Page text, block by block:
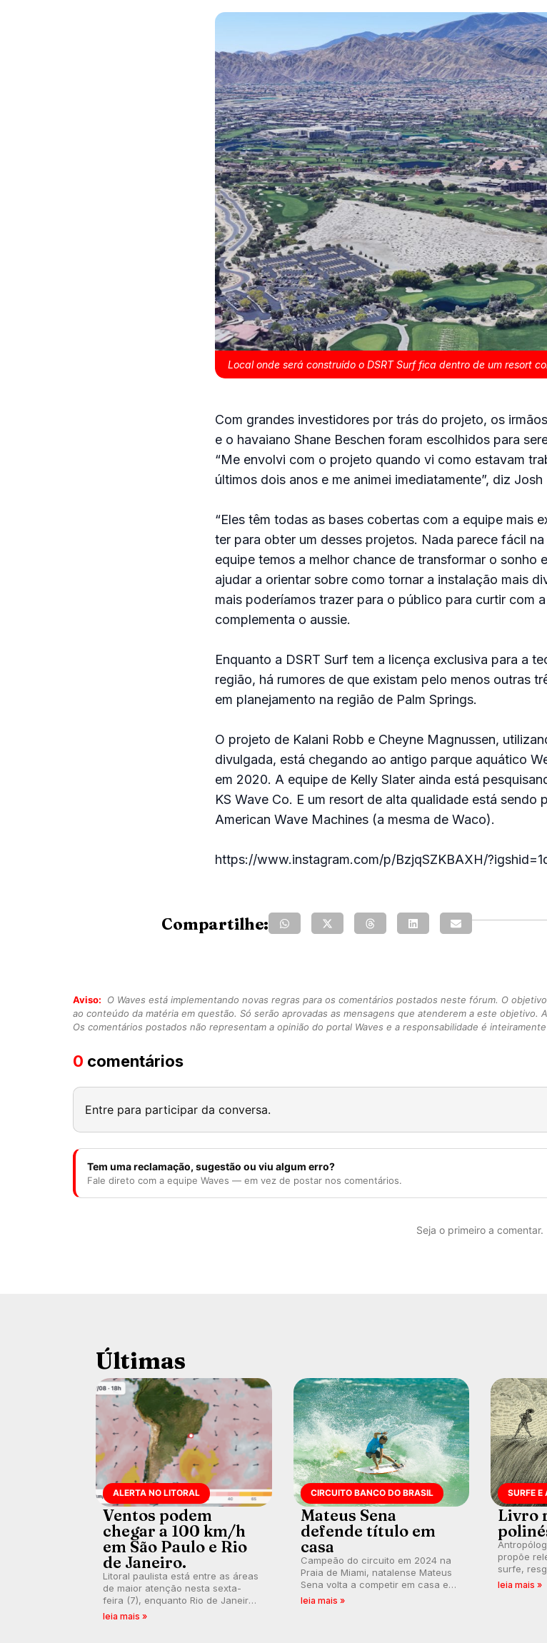
Local onde será construído o DSRT Surf fica dentro de um resort
Com grandes investidores por trás do projeto, os
e o havaiano Shane Beschen foram escolhidos para
“Me envolvi com o projeto quando vi como estavam
últimos dois anos e me animei imediatamente”, diz Josh
“Eles têm todas as bases cobertas com a equipe mais
ter para obter um desses projetos. Nada parece fácil
equipe temos a melhor chance de transformar o sonho
ajudar a orientar sobre como tornar a instalação mais
mais poderíamos trazer para o público para curtir com
complementa o aussie.
Enquanto a DSRT Surf tem a licença exclusiva para a
região, há rumores de que existam pelo menos outras
em planejamento na região de Palm Springs.
O projeto de Kalani Robb e Cheyne Magnussen,
divulgada, está chegando ao antigo parque aquático
em 2020. A equipe de Kelly Slater ainda está
KS Wave Co. E um resort de alta qualidade está sendo
American Wave Machines (a mesma de Waco).
https://www.instagram.com/p/BzjqSZKBAXH/
Compartilhe:
Aviso:
O Waves está implementando novas regras para os comentários postados neste fórum. O
ao conteúdo da matéria em questão. Só serão aprovadas as mensagens que atenderem a este objetivo.
Os comentários postados não representam a opinião do portal Waves e a responsabilidade é
0 comentários
Entre para participar da conversa.
Tem uma reclamação, sugestão ou viu algum erro?
Fale direto com a equipe Waves — em vez de postar nos comentários.
Seja o primeiro a comentar.
Últimas
ALERTA NO LITORAL
Ventos podem
chegar a 100 km/h
em São Paulo e Rio
de Janeiro.
Litoral paulista está entre as áreas
de maior atenção nesta sexta-
feira (7), enquanto Rio de Janeiro
também recebe alerta para ventos
leia mais »
CIRCUITO BANCO DO BRASIL
Mateus Sena
defende título em
casa
Campeão do circuito em 2024 na
Praia de Miami, natalense Mateus
Sena volta a competir em casa em
busca de manter a hegemonia
leia mais »
SURFE E
Livro
propõe
surfe,
polinésia
leia mais »